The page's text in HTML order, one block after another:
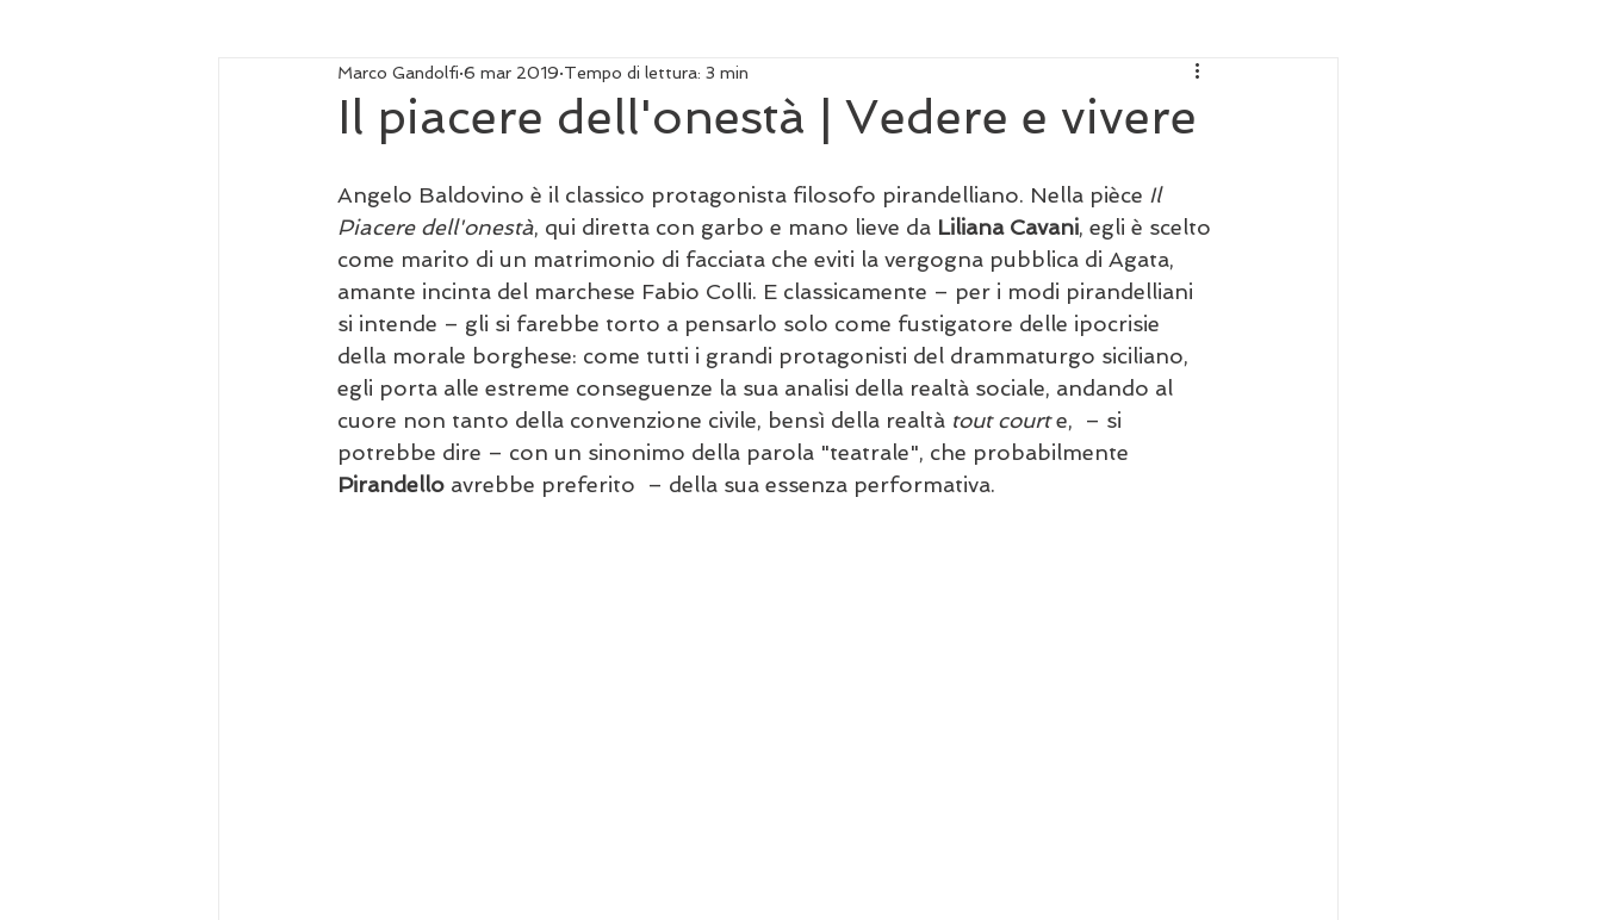
Il piacere dell'onestà | Vedere e vivere
Marco Gandolfi 6 mar 2019 Tempo di lettura: 3 min
Angelo Baldovino è il classico protagonista filosofo pirandelliano. Nella pièce Il
Piacere dell'onestà, qui diretta con garbo e mano lieve da Liliana Cavani, egli è scelto
come marito di un matrimonio di facciata che eviti la vergogna pubblica di Agata,
amante incinta del marchese Fabio Colli. E classicamente – per i modi pirandelliani
si intende – gli si farebbe torto a pensarlo solo come fustigatore delle ipocrisie
della morale borghese: come tutti i grandi protagonisti del drammaturgo siciliano,
egli porta alle estreme conseguenze la sua analisi della realtà sociale, andando al
cuore non tanto della convenzione civile, bensì della realtà tout court e,  – si
potrebbe dire – con un sinonimo della parola "teatrale", che probabilmente
Pirandello avrebbe preferito  – della sua essenza performativa.